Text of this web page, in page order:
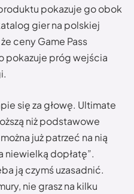
pokazuje go obok
gier na polskiej
ceny Game Pass
pokazuje próg wejścia
się za głowę. Ultimate
niż podstawowe
już patrzeć na nią
niewielką dopłatę”.
ją czymś uzasadnić.
nie grasz na kilku